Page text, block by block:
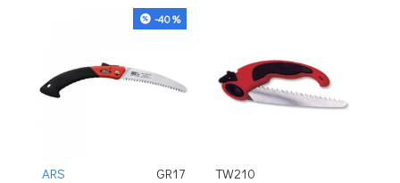
-40 %
ARS GR17 TW210